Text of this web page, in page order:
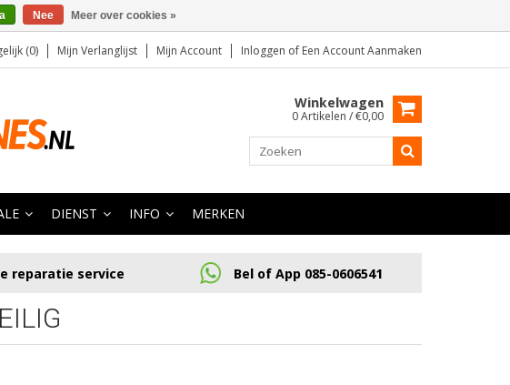
(0) Mijn Verlanglijst Mijn Account Inloggen of Een Account Aanmaken
Winkelwagen
0 Artikelen / €0,00
DIENST INFO MERKEN
reparatie service Bel of App 085-0606541
Nee Meer over cookies »